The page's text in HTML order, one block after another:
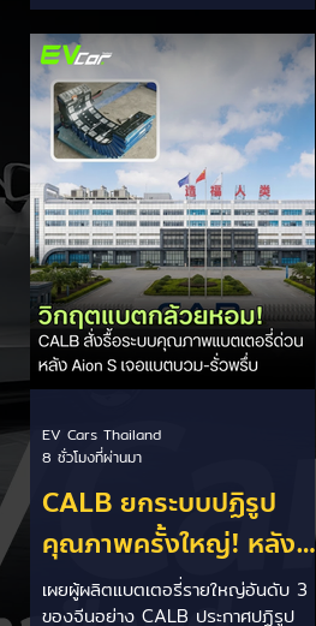
มาตรการจูงใจ (EV Incentive) ชุด
ใหม่ เพื่อเปลี่ยนผ่านจากการเป็นเพียง
"ตลาดผู้ซื้อ" ไปสู่การเป็น "ฐานการผลิต
หลักในภูมิภาคอาเซียน" ช้าไม่ได้เพื่อเร่ง
เปิดศึกแข่งกับประเทศไทย ยกระดับสู่
เฟสโรงงาน: เปลี่ยนจุดโฟกัสจากการ
อุดหนุนยอดขาย นำเข้า CBU มา
เป็นการดึงดูดค่ายรถให้เข้ามาลงทุนตั้ง
โรงงานผลิตในประเทศจริง ชูกฎเหล็ก
Local Content: กำหนดสัดส่วนการใช้
ชิ้นส่วนและวัตถ
CALB ยกระบบปฏิรูป
คุณภาพครั้งใหญ่! หลัง
เกิดวิกฤต "แบตเตอรี่
เผยผู้ผลิตแบตเตอรี่รายใหญ่อันดับ 3
ของจีนอย่าง CALB ประกาศปฏิรูป
EV Cars Thailand
8 ชั่วโมงที่ผ่านมา